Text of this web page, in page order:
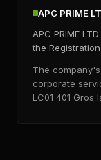
APC PRIME
APC PRIME
the
The
corporate
LC01 401 Gros